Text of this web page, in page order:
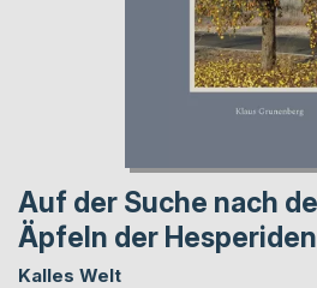
Auf der Suche nach
Äpfeln der Hesperiden
Kalles Welt